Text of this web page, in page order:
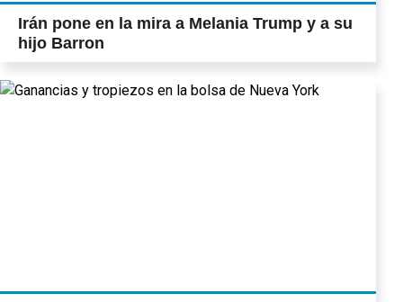
Irán pone en la mira a Melania Trump y a su
hijo Barron